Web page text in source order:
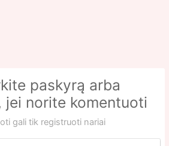
paskyrą arba
jei norite komentuoti
gali tik registruoti nariai